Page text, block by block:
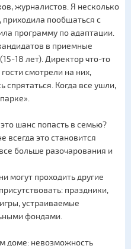
журналистов. Я несколько
пообщаться с
программу по адаптации.
в приемные
18 лет). Директор что-то
смотрели на них,
спрятаться. Когда все ушли,
шанс попасть в семью?
всегда это становится
больше разочарования и
могут проходить другие
праздники,
устраиваемые
фондами.
доме: невозможность